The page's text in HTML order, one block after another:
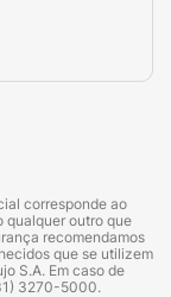
corresponde ao
qualquer outro que
recomendamos
que se utilizem
S.A. Em caso de
3270-5000.